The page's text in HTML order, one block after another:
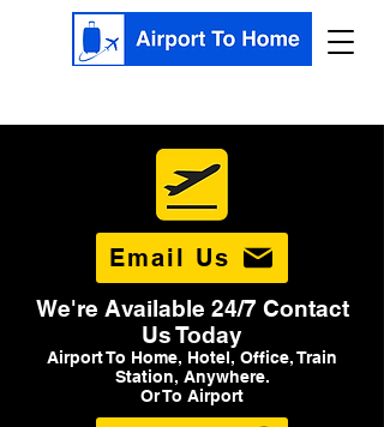
Email Us
We're Available 24/7 Contact
Us Today
Airport To Home, Hotel, Office, Train
Station, Anywhere.
Or To Airport